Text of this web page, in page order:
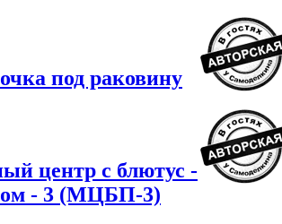
под раковину
центр с блютус -
- 3 (МЦБП-3)